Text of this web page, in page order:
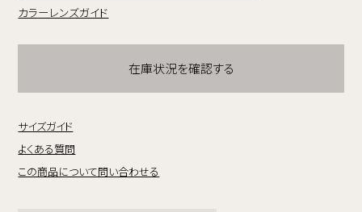
カラーレンズガイド
在庫状況を確認する
サイズガイド
よくある質問
この商品について問い合わせる